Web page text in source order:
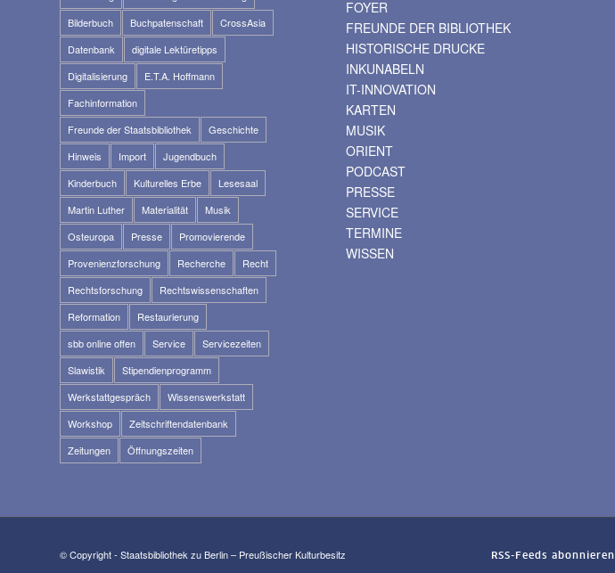
Bilderbuch
Buchpatenschaft
CrossAsia
Datenbank
digitale Lektüretipps
Digitalisierung
E.T.A. Hoffmann
Fachinformation
Freunde der Staatsbibliothek
Geschichte
Hinweis
Import
Jugendbuch
Kinderbuch
Kulturelles Erbe
Lesesaal
Martin Luther
Materialität
Musik
Osteuropa
Presse
Promovierende
Provenienzforschung
Recherche
Recht
Rechtsforschung
Rechtswissenschaften
Reformation
Restaurierung
sbb online offen
Service
Servicezeiten
Slawistik
Stipendienprogramm
Werkstattgespräch
Wissenswerkstatt
Workshop
Zeitschriftendatenbank
Zeitungen
Öffnungszeiten
FOYER
FREUNDE DER BIBLIOTHEK
HISTORISCHE DRUCKE
INKUNABELN
IT-INNOVATION
KARTEN
MUSIK
ORIENT
PODCAST
PRESSE
SERVICE
TERMINE
WISSEN
© Copyright - Staatsbibliothek zu Berlin – Preußischer Kulturbesitz RSS-Feeds abonnieren